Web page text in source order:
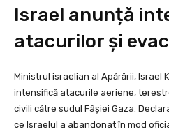
Israel anunță
atacurilor și
Ministrul israelian al Apărării, Israel
intensifică atacurile aeriene,
civili către sudul Fâșiei Gaza.
ce Israelul a abandonat în mod